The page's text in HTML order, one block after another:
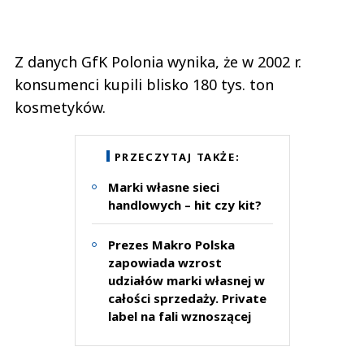
Z danych GfK Polonia wynika, że w 2002 r.
konsumenci kupili blisko 180 tys. ton
kosmetyków.
PRZECZYTAJ TAKŻE:
Marki własne sieci
handlowych – hit czy kit?
Prezes Makro Polska
zapowiada wzrost
udziałów marki własnej w
całości sprzedaży. Private
label na fali wznoszącej